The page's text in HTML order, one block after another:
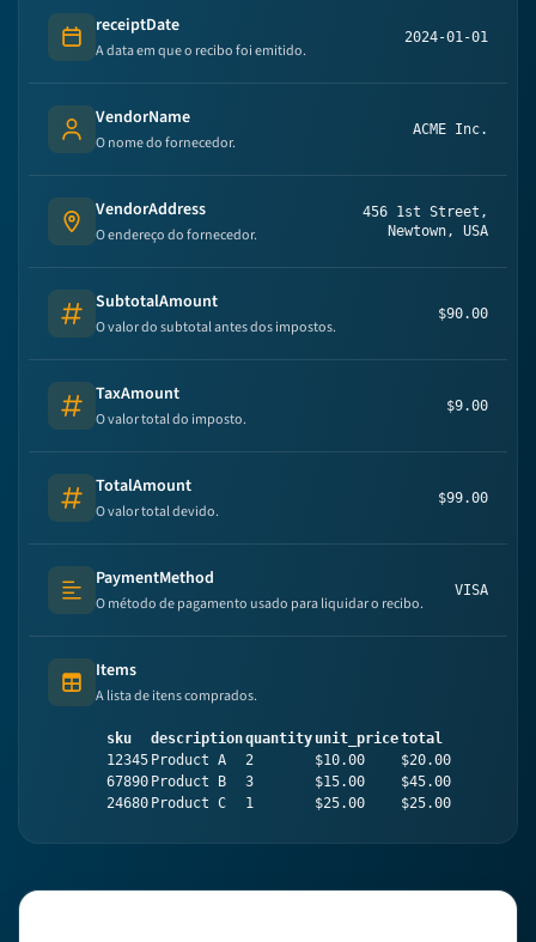
Date
receiptDate
A data em que o recibo foi emitido.
2024-01-01
Person's name
VendorName
O nome do fornecedor.
ACME Inc.
Address
VendorAddress
O endereço do fornecedor.
456 1st Street,
Newtown, USA
Number
SubtotalAmount
O valor do subtotal antes dos impostos.
$90.00
Number
TaxAmount
O valor total do imposto.
$9.00
Number
TotalAmount
O valor total devido.
$99.00
Text (multi-lines)
PaymentMethod
O método de pagamento usado para liquidar o recibo.
VISA
Table (list of items)
Items
A lista de itens comprados.
sku descriptionquantity unit_pricetotal
12345 Product A 2 $10.00
$20.00
67890 Product B 3 $15.00
$45.00
24680 Product C 1 $25.00 $25.00